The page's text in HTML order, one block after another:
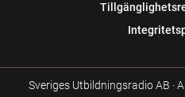
Sveriges Utbildningsradio AB ·